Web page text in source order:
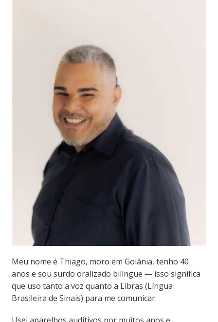
Meu nome é Thiago, moro em Goiânia, tenho 40
anos e sou surdo oralizado bilíngue — isso significa
que uso tanto a voz quanto a Libras (Língua
Brasileira de Sinais) para me comunicar.
Usei aparelhos auditivos por muitos anos e,